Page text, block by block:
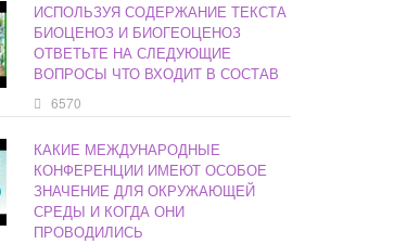
ИСПОЛЬЗУЯ СОДЕРЖАНИЕ ТЕКСТА
БИОЦЕНОЗ И БИОГЕОЦЕНОЗ
ОТВЕТЬТЕ НА СЛЕДУЮЩИЕ
ВОПРОСЫ ЧТО ВХОДИТ В СОСТАВ
6570
КАКИЕ МЕЖДУНАРОДНЫЕ
КОНФЕРЕНЦИИ ИМЕЮТ ОСОБОЕ
ЗНАЧЕНИЕ ДЛЯ ОКРУЖАЮЩЕЙ
СРЕДЫ И КОГДА ОНИ
ПРОВОДИЛИСЬ